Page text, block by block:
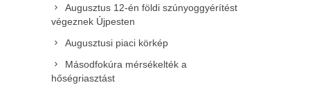
Augusztus 12-én földi szúnyoggyérítést
végeznek Újpesten
Augusztusi piaci körkép
Másodfokúra mérsékelték a
hőségriasztást